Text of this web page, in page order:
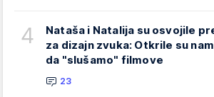
4
Nataša i Natalija su osvojile
za dizajn zvuka: Otkrile su
da "slušamo" filmove
23